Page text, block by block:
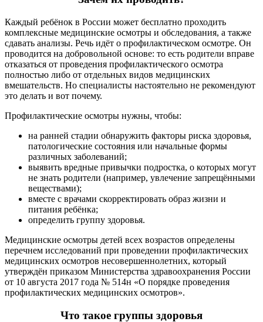
Каждый ребёнок в России может бесплатно проходить
комплексные медицинские осмотры и обследования, а также
сдавать анализы. Речь идёт о профилактическом осмотре. Он
проводится на добровольной основе: то есть родители вправе
отказаться от проведения профилактического осмотра
полностью либо от отдельных видов медицинских
вмешательств. Но специалисты настоятельно не рекомендуют
это делать и вот почему.
Профилактические осмотры нужны, чтобы:
на ранней стадии обнаружить факторы риска здоровья,
патологические состояния или начальные формы
различных заболеваний;
выявить вредные привычки подростка, о которых могут
не знать родители (например, увлечение запрещёнными
веществами);
вместе с врачами скорректировать образ жизни и
питания ребёнка;
определить группу здоровья.
Медицинские осмотры детей всех возрастов определены
перечнем исследований при проведении профилактических
медицинских осмотров несовершеннолетних, который
утверждён приказом Министерства здравоохранения России
от 10 августа 2017 года № 514н «О порядке проведения
профилактических медицинских осмотров».
Что такое группы здоровья